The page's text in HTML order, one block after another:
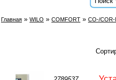
Главная » WILO » COMFORT » CO-/COR-